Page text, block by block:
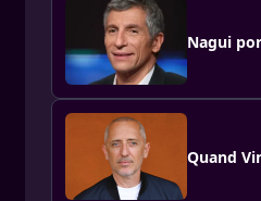
Nagui
Quand